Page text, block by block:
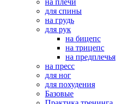
на плечи
для спины
на грудь
для рук
на бицепс
на трицепс
на предплечья
на пресс
для ног
для похудения
Базовые